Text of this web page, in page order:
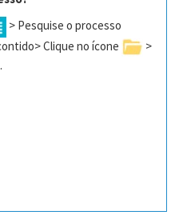
> Pesquise o processo
Clique no ícone
>